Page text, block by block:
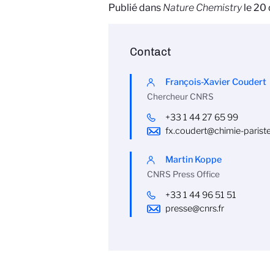
Publié dans Nature Chemistryle 20
Contact
François-Xavier Coudert
Chercheur CNRS
+33 1 44 27 65 99
fx.coudert@chimie-
Martin Koppe
CNRS Press Office
+33 1 44 96 51 51
presse@cnrs.fr